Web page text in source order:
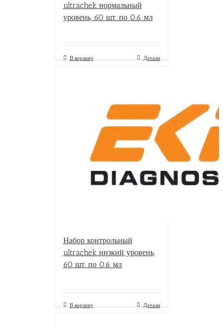
ultrachek нормальный
уровень, 60 шт. по 0.6 мл
В корзину Детали
Набор контрольный
ultrachek низкий уровень,
60 шт. по 0.6 мл
В корзину Детали